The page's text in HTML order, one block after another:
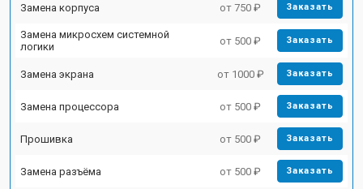
Замена корпуса от 750 ₽ Заказать
Замена микросхем системной
логики
от 500 ₽ Заказать
Замена экрана от 1000 ₽ Заказать
Замена процессора от 500 ₽ Заказать
Прошивка от 500 ₽ Заказать
Замена разъёма от 500 ₽ Заказать